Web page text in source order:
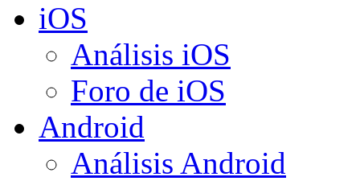
iOS
Análisis iOS
Foro de iOS
Android
Análisis Android